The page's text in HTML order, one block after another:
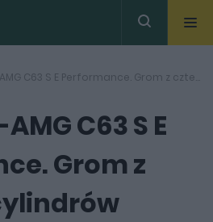
Mercedes-AMG C63 S E Performance. Grom z czterech cylindrów
C63 S E
Grom z